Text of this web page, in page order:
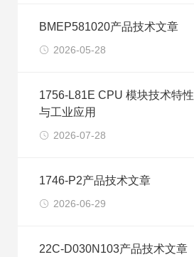
BMEP581020产品技术文章
2026-05-28
1756-L81E CPU 模块技术特性
与工业应用
2026-07-28
1746-P2产品技术文章
2026-06-29
22C-D030N103产品技术文章